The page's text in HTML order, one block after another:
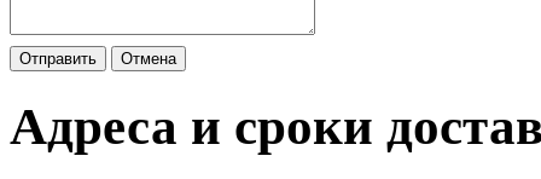
Отправить Отмена
Адреса и сроки